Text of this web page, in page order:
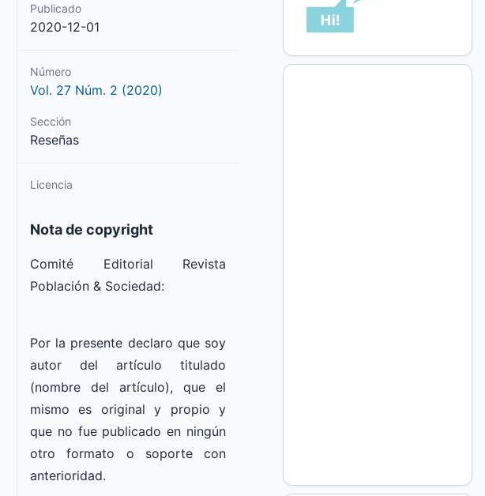
Publicado
2020-12-01
Número
Vol. 27 Núm. 2 (2020)
Sección
Reseñas
Licencia
Nota de copyright
Comité Editorial Revista
Población & Sociedad:
Por la presente declaro que soy
autor del artículo titulado
(nombre del artículo), que el
mismo es original y propio y
que no fue publicado en ningún
otro formato o soporte con
anterioridad.